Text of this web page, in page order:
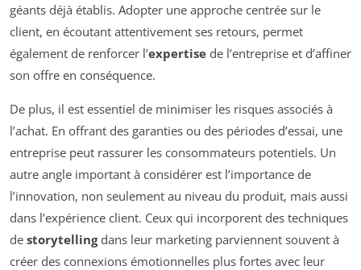
géants déjà établis. Adopter une approche centrée sur le
client, en écoutant attentivement ses retours, permet
également de renforcer l’expertise de l’entreprise et d’affiner
son offre en conséquence.
De plus, il est essentiel de minimiser les risques associés à
l’achat. En offrant des garanties ou des périodes d’essai, une
entreprise peut rassurer les consommateurs potentiels. Un
autre angle important à considérer est l’importance de
l’innovation, non seulement au niveau du produit, mais aussi
dans l’expérience client. Ceux qui incorporent des techniques
de storytellingdans leur marketing parviennent souvent à
créer des connexions émotionnelles plus fortes avec leur